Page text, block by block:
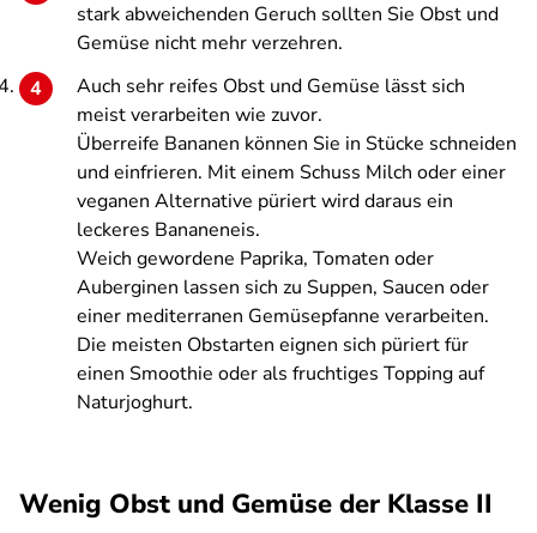
stark abweichenden Geruch sollten Sie Obst und
Gemüse nicht mehr verzehren.
Auch sehr reifes Obst und Gemüse lässt sich
meist verarbeiten wie zuvor.
Überreife Bananen können Sie in Stücke schneiden
und einfrieren. Mit einem Schuss Milch oder einer
veganen Alternative püriert wird daraus ein
leckeres Bananeneis.
Weich gewordene Paprika, Tomaten oder
Auberginen lassen sich zu Suppen, Saucen oder
einer mediterranen Gemüsepfanne verarbeiten.
Die meisten Obstarten eignen sich püriert für
einen Smoothie oder als fruchtiges Topping auf
Naturjoghurt.
Wenig Obst und Gemüse der Klasse II